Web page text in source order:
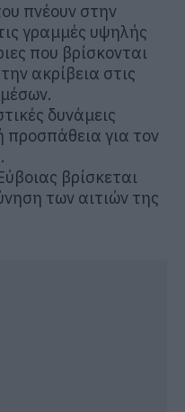
πνέουν στην
γραμμές υψηλής
που βρίσκονται
ακρίβεια στις
δυνάμεις
για τον
βρίσκεται
των αιτιών της